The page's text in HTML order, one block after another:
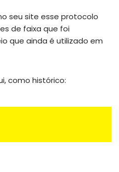
seu site esse protocolo
de faixa que foi
que ainda é utilizado em
como histórico: